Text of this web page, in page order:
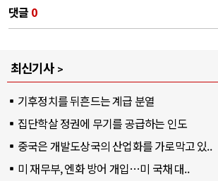
댓글 0
최신기사
기후정치를 뒤흔드는 계급 분열
집단학살 정권에 무기를 공급하는 인도
중국은 개발도상국의 산업화를 가로막고 있..
미 재무부, 엔화 방어 개입…미 국채 대..